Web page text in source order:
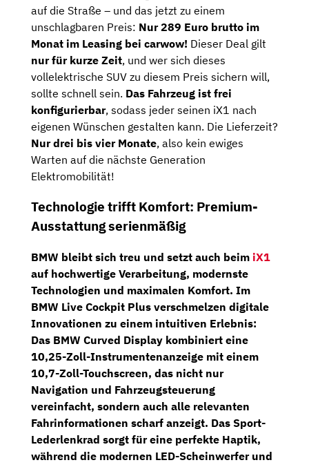
auf die Straße – und das jetzt zu einem
unschlagbaren Preis: Nur 289 Euro brutto im
Monat im Leasing bei carwow! Dieser Deal gilt
nur für kurze Zeit, und wer sich dieses
vollelektrische SUV zu diesem Preis sichern will,
sollte schnell sein. Das Fahrzeug ist frei
konfigurierbar, sodass jeder seinen iX1 nach
eigenen Wünschen gestalten kann. Die Lieferzeit?
Nur drei bis vier Monate, also kein ewiges
Warten auf die nächste Generation
Elektromobilität!
Technologie trifft Komfort: Premium-
Ausstattung serienmäßig
BMW bleibt sich treu und setzt auch beim iX1
auf hochwertige Verarbeitung, modernste
Technologien und maximalen Komfort. Im
BMW Live Cockpit Plus verschmelzen digitale
Innovationen zu einem intuitiven Erlebnis:
Das BMW Curved Display kombiniert eine
10,25-Zoll-Instrumentenanzeige mit einem
10,7-Zoll-Touchscreen, das nicht nur
Navigation und Fahrzeugsteuerung
vereinfacht, sondern auch alle relevanten
Fahrinformationen scharf anzeigt. Das Sport-
Lederlenkrad sorgt für eine perfekte Haptik,
während die modernen LED-Scheinwerfer und